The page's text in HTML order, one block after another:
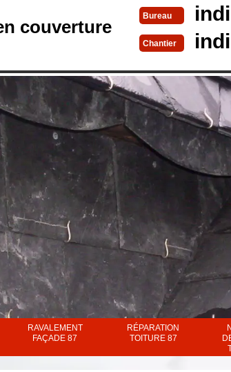
couverture
Bureau
Chantier
RAVALEMENT
FAÇADE 87
RÉPARATION
TOITURE 87